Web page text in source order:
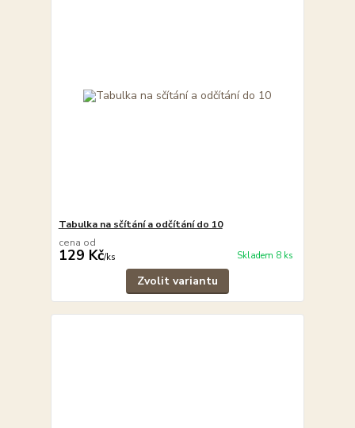
Tabulka na sčítání a odčítání do 10
cena od
129 Kč/ks Skladem 8 ks
Zvolit variantu